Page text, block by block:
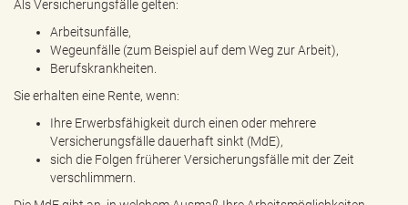
Als Versicherungsfälle gelten:
Arbeitsunfälle,
Wegeunfälle (zum Beispiel auf dem Weg zur Arbeit),
Berufskrankheiten.
Sie erhalten eine Rente, wenn:
Ihre Erwerbsfähigkeit durch einen oder mehrere
Versicherungsfälle dauerhaft sinkt (MdE),
sich die Folgen früherer Versicherungsfälle mit der Zeit
verschlimmern.